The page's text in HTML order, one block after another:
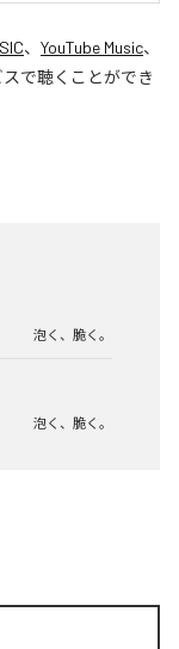
、 YouTube Music、
で聴くことができ
泡く、脆く。
泡く、脆く。